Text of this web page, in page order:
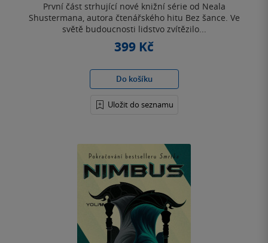
První část strhující nové knižní série od Neala
Shustermana, autora čtenářského hitu Bez šance. Ve
světě budoucnosti lidstvo zvítězilo...
399 Kč
Do košíku
Uložit do seznamu